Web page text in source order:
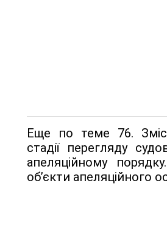
Еще по теме 76.
стадії перегляду
апеляційному
об’єкти апеляційного